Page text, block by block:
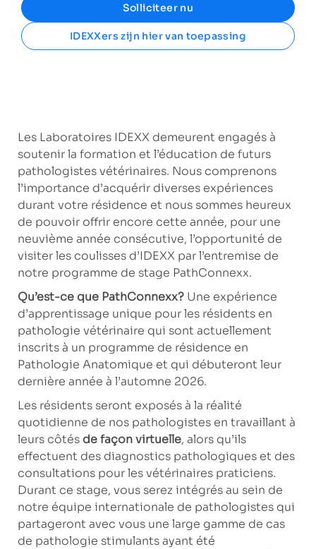
Solliciteer nu
IDEXXers zijn hier van toepassing
Les Laboratoires IDEXX demeurent engagés à
soutenir la formation et l’éducation de futurs
pathologistes vétérinaires. Nous comprenons
l’importance d’acquérir diverses expériences
durant votre résidence et nous sommes heureux
de pouvoir offrir encore cette année, pour une
neuvième année consécutive, l’opportunité de
visiter les coulisses d’IDEXX par l’entremise de
notre programme de stage PathConnexx.
Qu’est-ce que PathConnexx?Une expérience
d’apprentissage unique pour les résidents en
pathologie vétérinaire qui sont actuellement
inscrits à un programme de résidence en
Pathologie Anatomique et qui débuteront leur
dernière année à l’automne 2026.
Les résidents seront exposés à la réalité
quotidienne de nos pathologistes en travaillant à
leurs côtés de façon virtuelle, alors qu’ils
effectuent des diagnostics pathologiques et des
consultations pour les vétérinaires praticiens.
Durant ce stage, vous serez intégrés au sein de
notre équipe internationale de pathologistes qui
partageront avec vous une large gamme de cas
de pathologie stimulants ayant été